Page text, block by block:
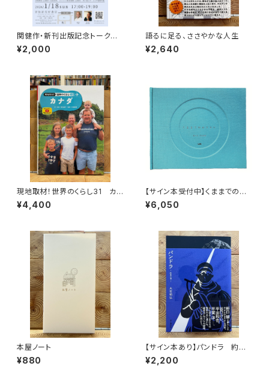
関健作・新刊出版記念トークイ
ベント録画視聴権
¥2,000
語るに足る、ささやかな人生
¥2,640
現地取材！世界のくらし31 カナ
ダ
¥4,400
【サイン本受付中】くままでのお
さらい〈特装新版〉
¥6,050
本屋ノート
¥880
【サイン本あり】パンドラ 約束
の頂
¥2,200